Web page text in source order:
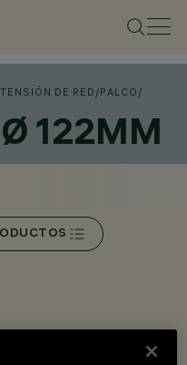
DE RED /PALCO /
Ø 122MM
que facilita y agiliza el